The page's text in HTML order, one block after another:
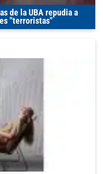
de la UBA repudia a
"terroristas"